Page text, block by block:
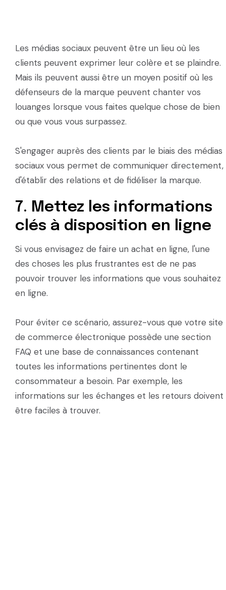
Les médias sociaux peuvent être un lieu où les
clients peuvent exprimer leur colère et se plaindre.
Mais ils peuvent aussi être un moyen positif où les
défenseurs de la marque peuvent chanter vos
louanges lorsque vous faites quelque chose de bien
ou que vous vous surpassez.
S'engager auprès des clients par le biais des médias
sociaux vous permet de communiquer directement,
d'établir des relations et de fidéliser la marque.
7. Mettez les informations
clés à disposition en ligne
Si vous envisagez de faire un achat en ligne, l'une
des choses les plus frustrantes est de ne pas
pouvoir trouver les informations que vous souhaitez
en ligne.
Pour éviter ce scénario, assurez-vous que votre site
de commerce électronique possède une section
FAQ et une base de connaissances contenant
toutes les informations pertinentes dont le
consommateur a besoin. Par exemple, les
informations sur les échanges et les retours doivent
être faciles à trouver.